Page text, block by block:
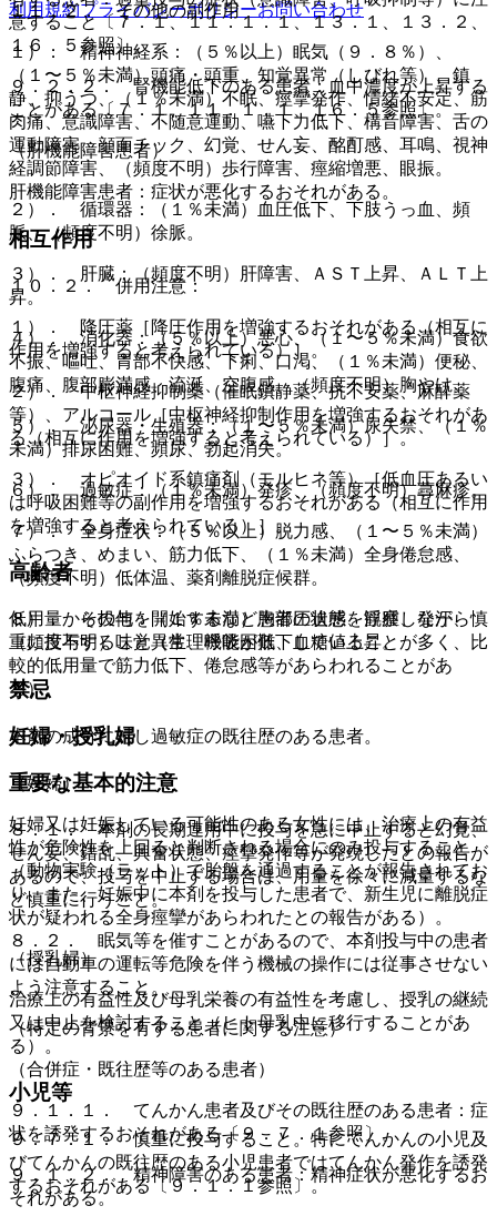
意すること〔７．１、１１．１．１、１３．１、１３．２、
１６．５参照〕。
９．２．２． 腎機能低下のある患者：血中濃度が上昇する
ことがある〔７．１、１１．１．１、１６．５参照〕。
（肝機能障害患者）
肝機能障害患者：症状が悪化するおそれがある。
相互作用
１０．２． 併用注意：
１）． 降圧薬［降圧作用を増強するおそれがある（相互に
作用を増強すると考えられている）］。
２）． 中枢神経抑制薬（催眠鎮静薬、抗不安薬、麻酔薬
等）、アルコール［中枢神経抑制作用を増強するおそれがあ
る（相互に作用を増強すると考えられている）］。
３）． オピオイド系鎮痛剤（モルヒネ等）［低血圧あるい
は呼吸困難等の副作用を増強するおそれがある（相互に作用
を増強すると考えられている）］。
高齢者
低用量から投与を開始するなど患者の状態を観察しながら慎
重に投与すること（生理機能が低下していることが多く、比
較的低用量で筋力低下、倦怠感等があらわれることがあ
る）。
妊婦・授乳婦
（妊婦）
妊婦又は妊娠している可能性のある女性には、治療上の有益
性が危険性を上回ると判断される場合にのみ投与すること
（動物実験（ラット）で胎盤を通過することが報告されてお
り、また、妊娠中に本剤を投与した患者で、新生児に離脱症
状が疑われる全身痙攣があらわれたとの報告がある）。
（授乳婦）
治療上の有益性及び母乳栄養の有益性を考慮し、授乳の継続
又は中止を検討すること（ヒト母乳中に移行することがあ
る）。
小児等
９．７．１． 慎重に投与すること。特にてんかんの小児及
びてんかんの既往歴のある小児患者ではてんかん発作を誘発
するおそれがある〔９．１．１参照〕。
１１．２． その他の副作用
１）． 精神神経系：（５％以上）眠気（９．８％）、
（１〜５％未満）頭痛・頭重、知覚異常（しびれ等）、鎮
静、抑うつ、（１％未満）不眠、痙攣発作、情緒不安定、筋
肉痛、意識障害、不随意運動、嚥下力低下、構音障害、舌の
運動障害、顔面チック、幻覚、せん妄、酩酊感、耳鳴、視神
経調節障害、（頻度不明）歩行障害、痙縮増悪、眼振。
２）． 循環器：（１％未満）血圧低下、下肢うっ血、頻
脈、（頻度不明）徐脈。
３）． 肝臓：（頻度不明）肝障害、ＡＳＴ上昇、ＡＬＴ上
昇。
４）． 消化器：（５％以上）悪心、（１〜５％未満）食欲
不振、嘔吐、胃部不快感、下痢、口渇、（１％未満）便秘、
腹痛、腹部膨満感、流涎、空腹感、（頻度不明）胸やけ。
５）． 泌尿器・生殖器：（１〜５％未満）尿失禁、（１％
未満）排尿困難、頻尿、勃起消失。
６）． 過敏症：（１％未満）発疹、（頻度不明）蕁麻疹。
７）． 全身症状：（５％以上）脱力感、（１〜５％未満）
ふらつき、めまい、筋力低下、（１％未満）全身倦怠感、
（頻度不明）低体温、薬剤離脱症候群。
８）． その他：（１％未満）胸部圧迫感、浮腫、発汗、
（頻度不明）味覚異常、呼吸困難、血糖値上昇。
禁忌
本剤の成分に対し過敏症の既往歴のある患者。
重要な基本的注意
８．１． 本剤の長期連用中に投与を急に中止すると幻覚、
せん妄、錯乱、興奮状態、痙攣発作等が発現したとの報告が
あるので、投与を中止する場合は、用量を徐々に減量するな
ど慎重に行うこと。
８．２． 眠気等を催すことがあるので、本剤投与中の患者
には自動車の運転等危険を伴う機械の操作には従事させない
よう注意すること。
（特定の背景を有する患者に関する注意）
（合併症・既往歴等のある患者）
９．１．１． てんかん患者及びその既往歴のある患者：症
状を誘発するおそれがある〔９．７．１参照〕。
９．１．２． 精神障害のある患者：精神症状が悪化するお
それがある。
利用規約プライバシーポリシーお問い合わせ